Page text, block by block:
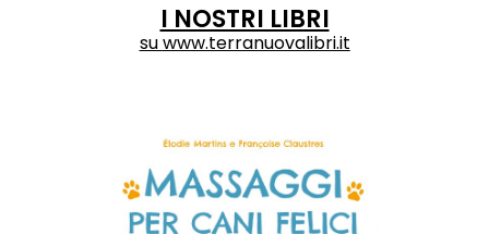
I NOSTRI LIBRI
suwww.terranuovalibri.it